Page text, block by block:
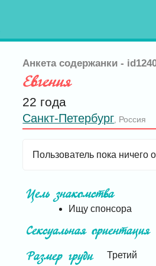
Анкета содержанки -
Евгения
22 года
Санкт-Петербург Россия
Пользователь пока ничего
Цель знакомства
Ищу спонсора
Сексуальная ориентация
Размер груди Третий